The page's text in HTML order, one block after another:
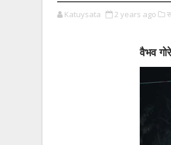
Katuysata 2 years ago
वैभव